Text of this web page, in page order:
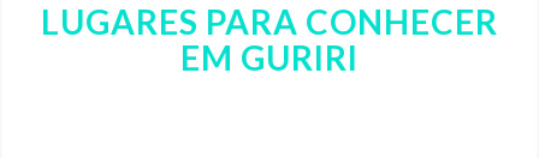
LUGARES PARA CONHECER
EM GURIRI